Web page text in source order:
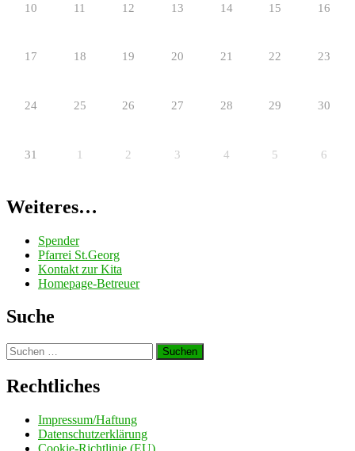
10 11 12 13 14 15 16
17 18 19 20 21 22 23
24 25 26 27 28 29 30
31 1 2 3 4 5 6
Weiteres…
Spender
Pfarrei St.Georg
Kontakt zur Kita
Homepage-Betreuer
Suche
Suchen
nach:
Rechtliches
Impressum/Haftung
Datenschutzerklärung